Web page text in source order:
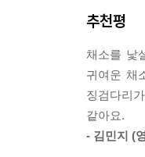
우기 위해
--- p.119
채소와 과
그리고 몇
--- p.134
궁금증이
무엇일까
대한 해답
있을 것이다.
이 밖에
추천평
채소를 낯
귀여운 채
징검다리
같아요.
- 김민지 (